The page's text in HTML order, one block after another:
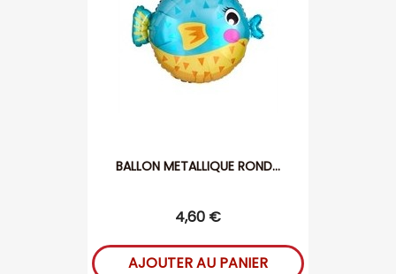
BALLON METALLIQUE ROND...
4,60 €
AJOUTER AU PANIER